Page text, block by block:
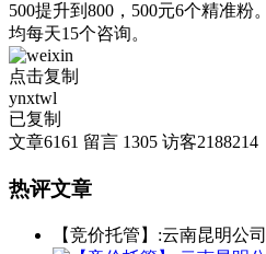
500提升到800，500元6个精准粉
均每天15个咨询。
点击复制
ynxtwl
已复制
文章6161 留言 1305 访客2188214
热评文章
【竞价托管】:云南昆明公